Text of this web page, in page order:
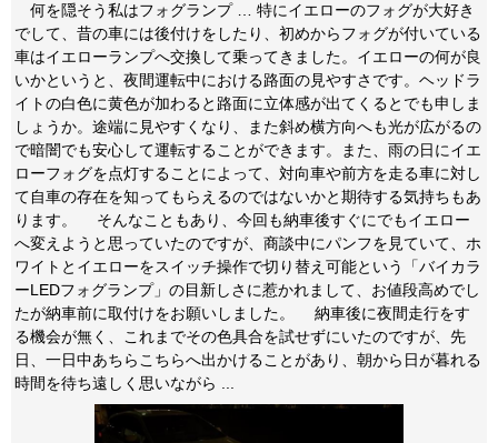
何を隠そう私はフォグランプ … 特にイエローのフォグが大好き
でして、昔の車には後付けをしたり、初めからフォグが付いている
車はイエローランプへ交換して乗ってきました。イエローの何が良
いかというと、夜間運転中における路面の見やすさです。ヘッドラ
イトの白色に黄色が加わると路面に立体感が出てくるとでも申しま
しょうか。途端に見やすくなり、また斜め横方向へも光が広がるの
で暗闇でも安心して運転することができます。また、雨の日にイエ
ローフォグを点灯することによって、対向車や前方を走る車に対し
て自車の存在を知ってもらえるのではないかと期待する気持ちもあ
ります。 そんなこともあり、今回も納車後すぐにでもイエロー
へ変えようと思っていたのですが、商談中にパンフを見ていて、ホ
ワイトとイエローをスイッチ操作で切り替え可能という「バイカラ
ーLEDフォグランプ」の目新しさに惹かれまして、お値段高めでし
たが納車前に取付けをお願いしました。 納車後に夜間走行をす
る機会が無く、これまでその色具合を試せずにいたのですが、先
日、一日中あちらこちらへ出かけることがあり、朝から日が暮れる
時間を待ち遠しく思いながら ...